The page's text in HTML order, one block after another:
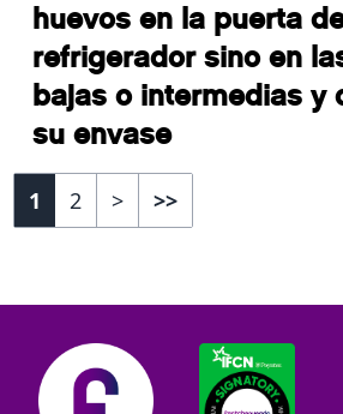
huevos en la puerta
refrigerador sino en
bajas o intermedias y
su envase
1 2 > >>